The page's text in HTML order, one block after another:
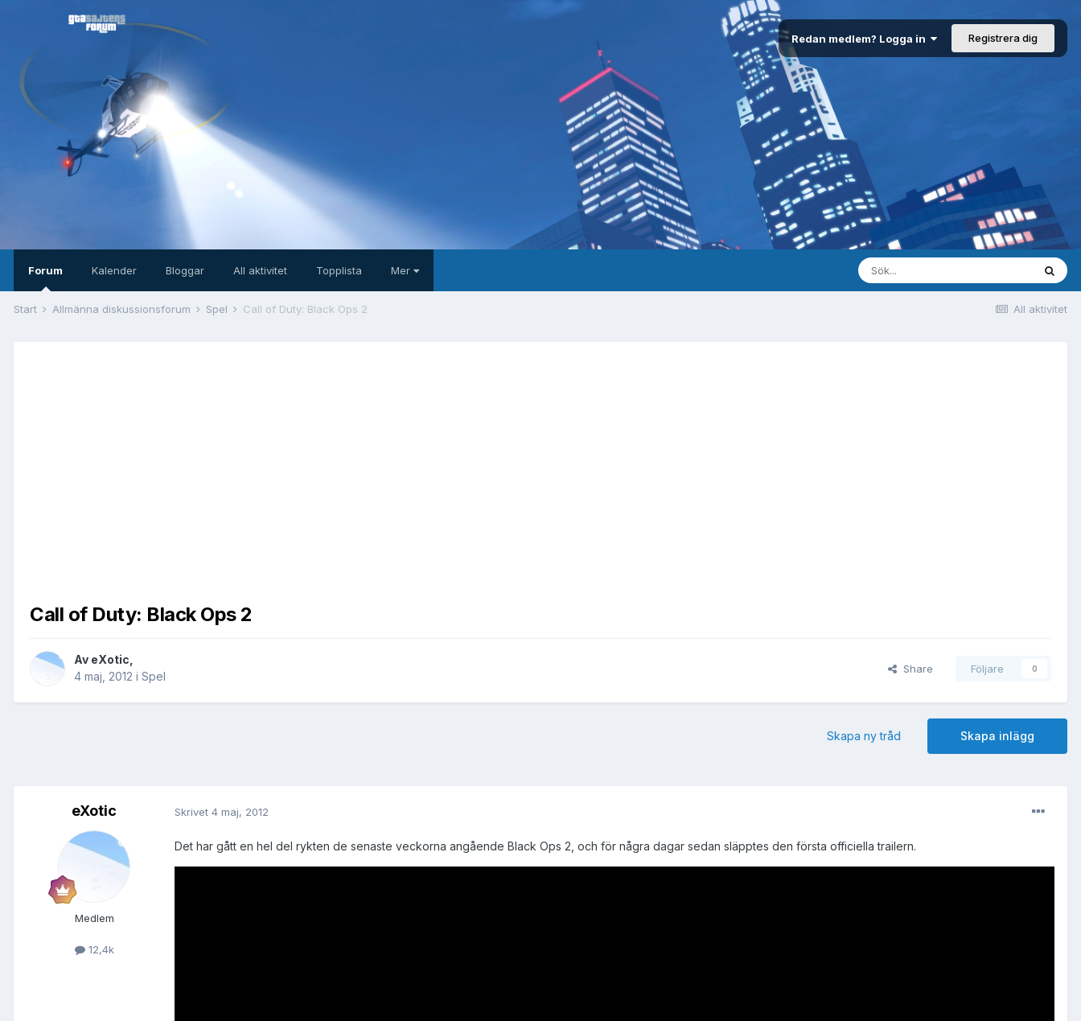
Redan medlem? Logga in Registrera dig
Forum Kalender Bloggar All aktivitet Topplista Mer
All aktivitet
Start Allmänna diskussionsforum Spel Call of Duty: Black Ops 2
Call of Duty: Black Ops 2
Av eXotic
4 maj, 2012 i Spel
Share Följare 0
Skapa inlägg
Skapa ny tråd
eXotic
Medlem
12,4k
Skrivet 4 maj, 2012
Det har gått en hel del rykten de senaste veckorna angående Black Ops 2, och för några dagar sedan släpptes den första officiella trailern.